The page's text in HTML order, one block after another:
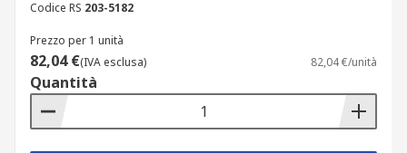
Codice RS 203-5182
Prezzo per 1 unità
82,04 €(IVA esclusa) 82,04 €/unità
Quantità